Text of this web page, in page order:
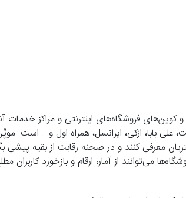
و کوپن‌های فروشگاه‌های اینترنتی و مراکز خدمات
علی بابا، ازکی، ایرانسل، همراه اول و... است.
کنند و در صحنه رقابت از بقیه پیشی
می‌توانند از آمار، ارقام و بازخورد